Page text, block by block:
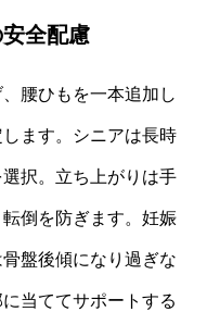
全配慮
腰ひもを一本追加し
ます。シニアは長時
択。立ち上がりは手
倒を防ぎます。妊娠
盤後傾になり過ぎな
当ててサポートする